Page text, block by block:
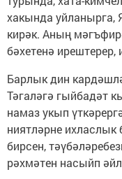
хакында уйланырга,
кирәк. Аның
бәхетенә
Барлык дин
Тәгаләгә гыйбадәт
намаз укып
ниятләрне
бирсен,
рәхмәтен насыйп